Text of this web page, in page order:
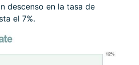
descenso en la tasa de
el 7%.